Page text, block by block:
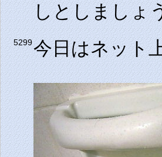
しとしましょ
5299今日はネット